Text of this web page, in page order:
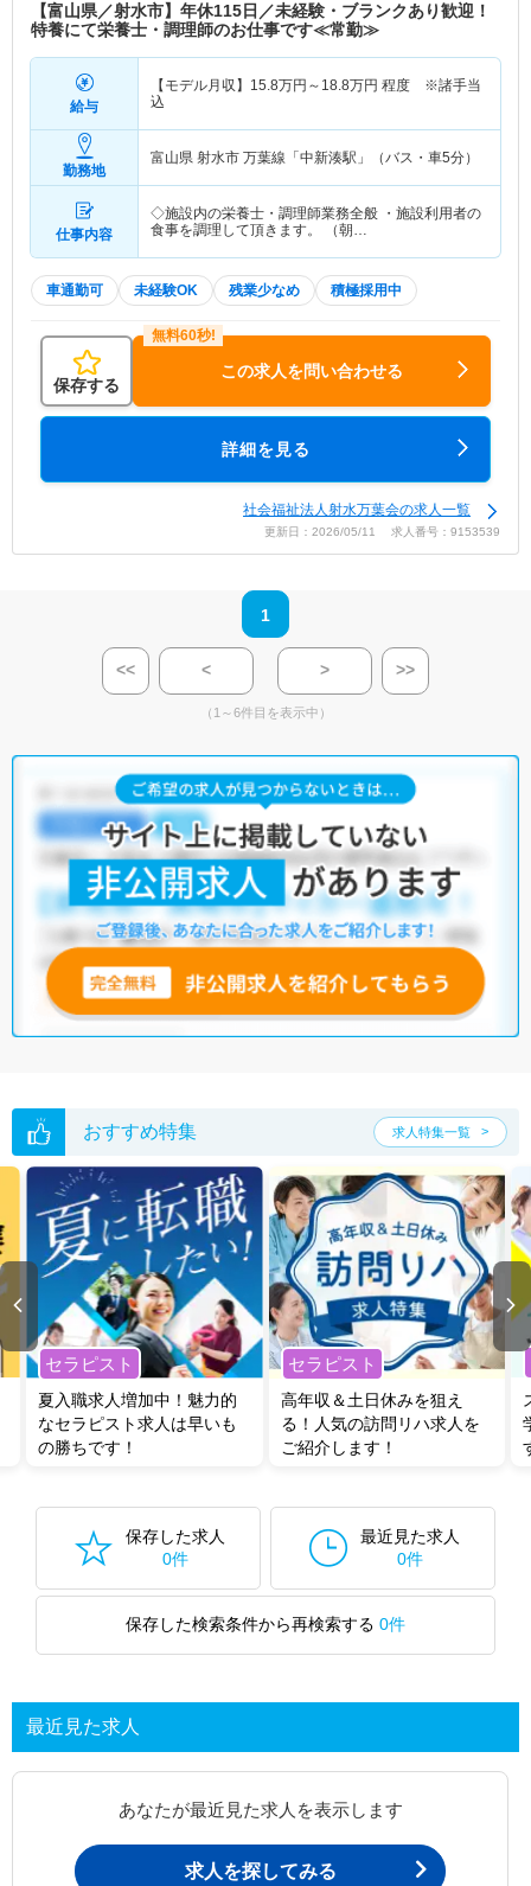
【富山県／射水市】年休115日／未経験・ブランクあり歓迎！
特養にて栄養士・調理師のお仕事です≪常勤≫
給与
【モデル月収】 15.8万円～ 18.8万円 程度 ※諸手当
込
勤務地
富山県 射水市 万葉線「中新湊駅」（バス・車5分）
仕事内容
◇施設内の栄養士・調理師業務全般 ・施設利用者の
食事を調理して頂きます。 （朝…
車通勤可 未経験OK 残業少なめ 積極採用中
保存する
この求人を問い合わせる
詳細を見る
社会福祉法人射水万葉会の求人一覧
更新日：2026/05/11 求人番号：9153539
1
<< < > >>
（1～6件目を表示中）
おすすめ特集 求人特集一覧
セラピスト
夏入職求人増加中！魅力的
なセラピスト求人は早いも
の勝ちです！
セラピスト
高年収＆土日休みを狙え
る！人気の訪問リハ求人を
ご紹介します！
保存した求人
0件
最近見た求人
0件
保存した検索条件から再検索する 0件
最近見た求人
あなたが最近見た求人を表示します
求人を探してみる